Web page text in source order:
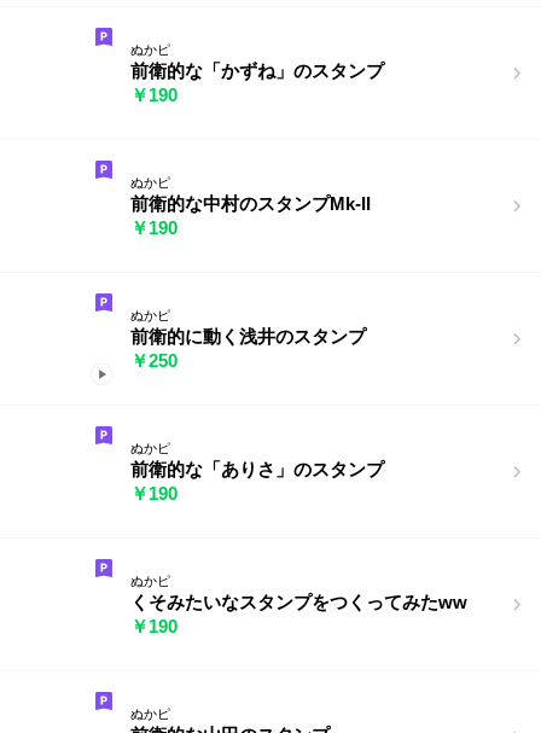
ぬかピ
前衛的な「かずね」のスタンプ
￥190
ぬかピ
前衛的な中村のスタンプMk-II
￥190
ぬかピ
前衛的に動く浅井のスタンプ
￥250
ぬかピ
前衛的な「ありさ」のスタンプ
￥190
ぬかピ
くそみたいなスタンプをつくってみたww
￥190
ぬかピ